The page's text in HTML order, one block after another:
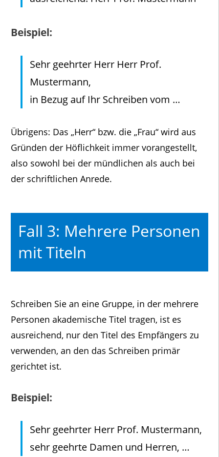
Beispiel:
Sehr geehrter Herr Herr Prof.
Mustermann,
in Bezug auf Ihr Schreiben vom …
Übrigens: Das „Herr“ bzw. die „Frau“ wird aus
Gründen der Höflichkeit immer vorangestellt,
also sowohl bei der mündlichen als auch bei
der schriftlichen Anrede.
Fall 3: Mehrere Personen
mit Titeln
Schreiben Sie an eine Gruppe, in der mehrere
Personen akademische Titel tragen, ist es
ausreichend, nur den Titel des Empfängers zu
verwenden, an den das Schreiben primär
gerichtet ist.
Beispiel:
Sehr geehrter Herr Prof. Mustermann,
sehr geehrte Damen und Herren, …